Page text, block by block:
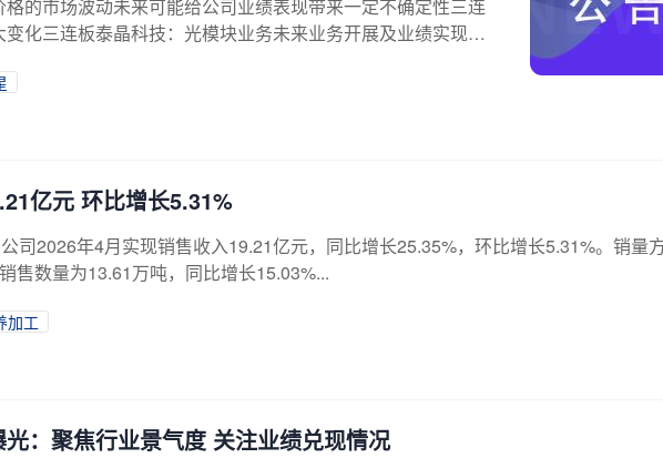
格的市场波动未来可能给公司业绩表现带来一定不确定性三连
化三连板泰晶科技：光模块业务未来业务开展及业绩实现均
亿元 环比增长5.31%
司2026年4月实现销售收入19.21亿元，同比增长25.35%，环比增长5.31%。销量
售数量为13.61万吨，同比增长15.03%...
加工
：聚焦行业景气度 关注业绩兑现情况